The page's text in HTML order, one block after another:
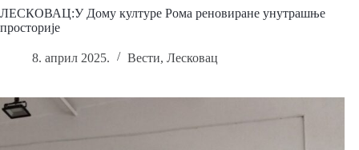
ЛЕСКОВАЦ:У Дому културе Рома реновиране унутрашње
просторије
8. април 2025. Вести, Лесковац